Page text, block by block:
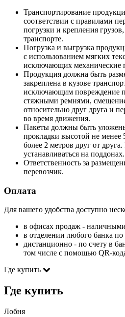
Транспортирование
соответствии с правилами
погрузки и крепления
транспорте.
Погрузка и выгрузка
с использованием мягких
исключающих механические
Продукция должна быть
закреплена в кузове
исключающим повреждение
стяжными ремнями,
относительно друг друга и
во время движения.
Пакеты должны быть
прокладки высотой не менее
более 2 метров друг от
устанавливаться на поддонах.
Ответственность за
перевозчик.
Оплата
Для вашего удобства доступно
в офисах продаж -
в отделении любого банка по
дистанционно - по счету в
том числе с помощью QR-
Где купить
Где купить
Лобня